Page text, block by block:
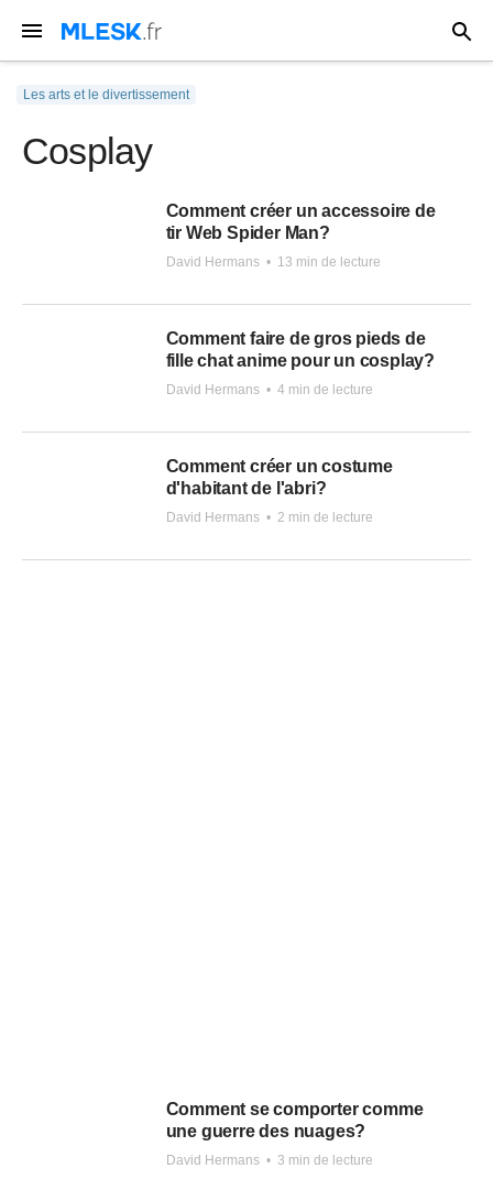
Les arts et le divertissement
Cosplay
Comment créer un accessoire de
tir Web Spider Man?
David Hermans • 13 min de lecture
Comment faire de gros pieds de
fille chat anime pour un cosplay?
David Hermans • 4 min de lecture
Comment créer un costume
d'habitant de l'abri?
David Hermans • 2 min de lecture
Comment se comporter comme
une guerre des nuages?
David Hermans • 3 min de lecture